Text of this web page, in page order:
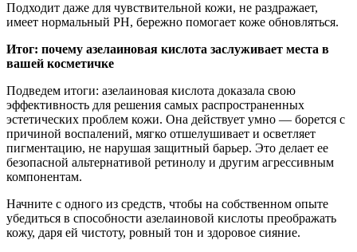
Подходит даже для чувствительной кожи, не раздражает,
имеет нормальный PH, бережно помогает коже обновляться.
Итог: почему азелаиновая кислота заслуживает места в
вашей косметичке
Подведем итоги: азелаиновая кислота доказала свою
эффективность для решения самых распространенных
эстетических проблем кожи. Она действует умно — борется с
причиной воспалений, мягко отшелушивает и осветляет
пигментацию, не нарушая защитный барьер. Это делает ее
безопасной альтернативой ретинолу и другим агрессивным
компонентам.
Начните с одного из средств, чтобы на собственном опыте
убедиться в способности азелаиновой кислоты преображать
кожу, даря ей чистоту, ровный тон и здоровое сияние.